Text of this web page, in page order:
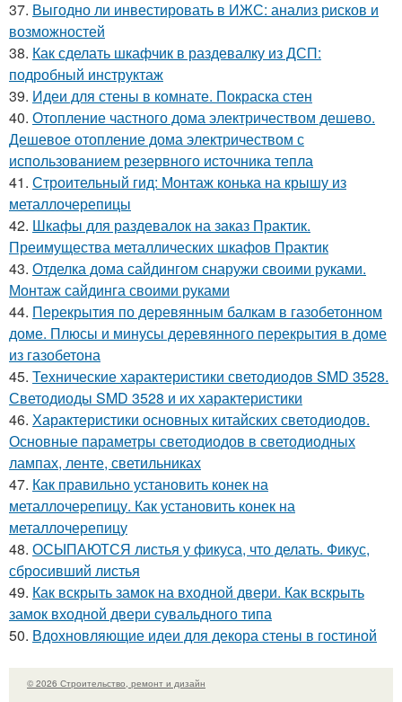
37. Выгодно ли инвестировать в ИЖС: анализ рисков и
возможностей
38. Как сделать шкафчик в раздевалку из ДСП:
подробный инструктаж
39. Идеи для стены в комнате. Покраска стен
40. Отопление частного дома электричеством дешево.
Дешевое отопление дома электричеством с
использованием резервного источника тепла
41. Строительный гид: Монтаж конька на крышу из
металлочерепицы
42. Шкафы для раздевалок на заказ Практик.
Преимущества металлических шкафов Практик
43. Отделка дома сайдингом снаружи своими руками.
Монтаж сайдинга своими руками
44. Перекрытия по деревянным балкам в газобетонном
доме. Плюсы и минусы деревянного перекрытия в доме
из газобетона
45. Технические характеристики светодиодов SMD 3528.
Светодиоды SMD 3528 и их характеристики
46. Характеристики основных китайских светодиодов.
Основные параметры светодиодов в светодиодных
лампах, ленте, светильниках
47. Как правильно установить конек на
металлочерепицу. Как установить конек на
металлочерепицу
48. ОСЫПАЮТСЯ листья у фикуса, что делать. Фикус,
сбросивший листья
49. Как вскрыть замок на входной двери. Как вскрыть
замок входной двери сувальдного типа
50. Вдохновляющие идеи для декора стены в гостиной
© 2026 Строительство, ремонт и дизайн